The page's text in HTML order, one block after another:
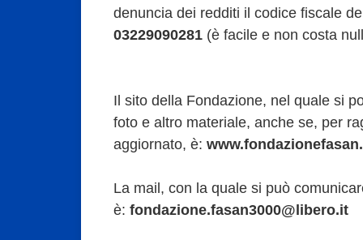
denuncia dei redditi il codice fiscale
03229090281 (è facile e non costa
Il sito della Fondazione, nel quale si
foto e altro materiale, anche se, per
aggiornato, è:
La mail, con la quale si può
è: fondazione.fasan3000@libero.it